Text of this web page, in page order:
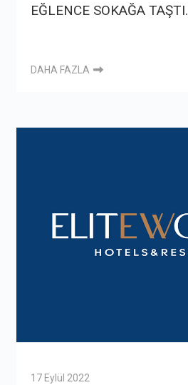
EĞLENCE SOKAĞA TAŞTI.
DAHA FAZLA
17 Eylül 2022